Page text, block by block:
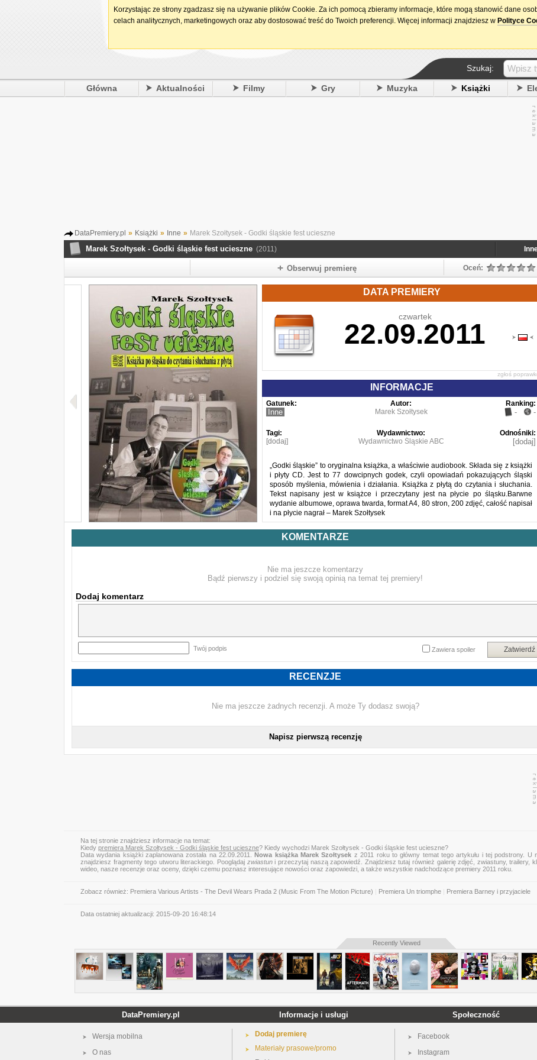
15. urodziny DataPremiery.pl
Szukaj:
Główna Aktualności Filmy Gry Muzyka Książki
DataPremiery.pl » Książki » Inne » Marek Szołtysek - Godki śląskie fest ucieszne
Marek Szołtysek - Godki śląskie fest ucieszne (2011)
Obserwuj premierę Oceń:
DATA PREMIERY
czwartek
22.09.2011
zgłoś
INFORMACJE
Gatunek:
Inne
Autor:
Marek Szołtysek
Ranking:
- -
Tagi:
[dodaj]
Wydawnictwo:
Wydawnictwo Śląskie ABC
Odnośniki:
[dodaj]
„Godki śląskie” to oryginalna książka, a właściwie audiobook. Składa się z książki
i płyty CD. Jest to 77 dowcipnych godek, czyli opowiadań pokazujących śląski
sposób myślenia, mówienia i działania. Książka z płytą do czytania i słuchania.
Tekst napisany jest w książce i przeczytany jest na płycie po śląsku.Barwne
wydanie albumowe, oprawa twarda, format A4, 80 stron, 200 zdjęć, całość napisał
i na płycie nagrał – Marek Szołtysek
KOMENTARZE
Nie ma jeszcze komentarzy
Bądź pierwszy i podziel się swoją opinią na temat tej premiery!
Dodaj komentarz
Twój podpis Zatwierdź
Zawiera spoiler
RECENZJE
Nie ma jeszcze żadnych recenzji. A może Ty dodasz swoją?
Napisz pierwszą recenzję
Na tej stronie znajdziesz informacje na temat:
Kiedy premiera Marek Szołtysek - Godki śląskie fest ucieszne? Kiedy wychodzi Marek Szołtysek - Godki śląskie fest ucieszne?
Data wydania książki zaplanowana została na 22.09.2011.Nowa książka Marek Szołtysek z 2011 roku to główny temat tego artykułu i tej podstrony. U
znajdziesz fragmenty tego utworu literackiego. Pooglądaj zwiastuni przeczytaj naszą zapowiedź. Znajdziesz tutaj również galerię zdjęć, zwiastuny, trailery,
wideo, nasze recenzje oraz oceny, dzięki czemu poznasz interesujące nowości oraz zapowiedzi, a także wszystkie nadchodzące premiery 2011 roku.
Zobacz również: Premiera Various Artists - The Devil Wears Prada 2 (Music From The Motion Picture) Premiera Un triomphe Premiera Barney i przyjaciele
Data ostatniej aktualizacji: 2015-09-20 16:48:14
NOWA KSIĄŻKA MAREK
Recently Viewed
DataPremiery.pl
Wersja mobilna
O nas
Informacje i usługi
Dodaj premierę
Materiały prasowe/promo
Społeczność
Facebook
Instagram
Korzystając ze strony zgadzasz się na używanie plików Cookie. Za ich pomocą zbieramy informacje, które mogą stanowić dane
celach analitycznych, marketingowych oraz aby dostosować treść do Twoich preferencji. Więcej informacji znajdziesz w Polityce